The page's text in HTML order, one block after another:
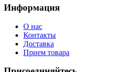
Информация
О нас
Контакты
Доставка
Прием товара